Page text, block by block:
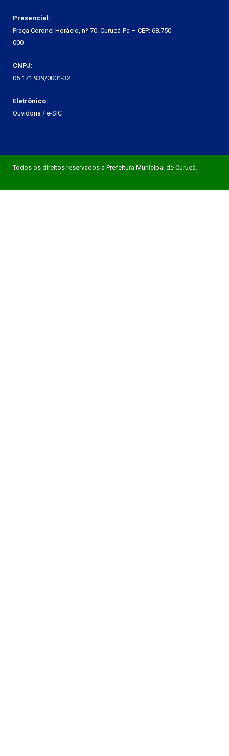
Presencial:
Praça Coronel Horácio, nº 70. Curuçá-Pa – CEP: 68.750-
000
CNPJ:
05.171.939/0001-32
Eletrônico:
Ouvidoria / e-SIC
Todos os direitos reservados a Prefeitura Municipal de Curuçá.